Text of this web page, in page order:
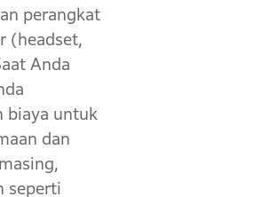
perangkat
(headset,
Anda
biaya untuk
dan
seperti